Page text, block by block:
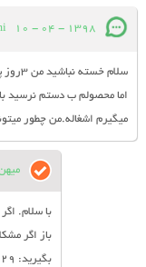
10 - 04 - 1398
سلام
اما محصولم ب دستم نرسید
میگیرم اشغاله.من چطور
با سلام.
باز اگر
بگیرید: 02433366629-02433366631